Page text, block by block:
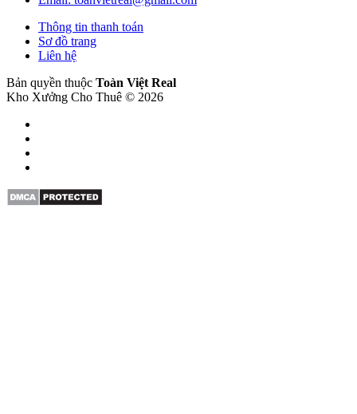
Thông tin thanh toán
Sơ đồ trang
Liên hệ
Bản quyền thuộc Toàn Việt Real
Kho Xưởng Cho Thuê © 2026